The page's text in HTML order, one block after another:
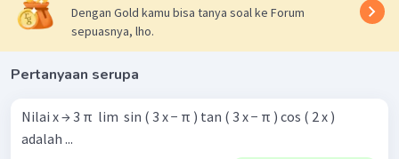
Dengan Gold kamu bisa tanya soal ke Forum
sepuasnya, lho.
Pertanyaan serupa
Nilai x → 3 π ​ lim ​ sin ( 3 x − π ) tan ( 3 x − π ) cos ( 2 x ) ​
adalah ...